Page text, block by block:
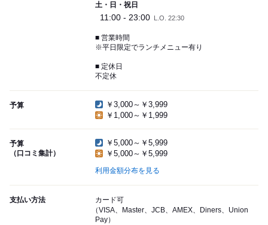
土・日・祝日
11:00 - 23:00 L.O. 22:30
■ 営業時間
※平日限定でランチメニュー有り
■ 定休日
不定休
予算
￥3,000～￥3,999
￥1,000～￥1,999
予算
（口コミ集計）
￥5,000～￥5,999
￥5,000～￥5,999
利用金額分布を見る
支払い方法
カード可
（VISA、Master、JCB、AMEX、Diners、Union
Pay）